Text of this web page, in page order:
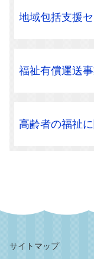
地域包括支援
福祉有償運送
高齢者の福祉
サイトマップ